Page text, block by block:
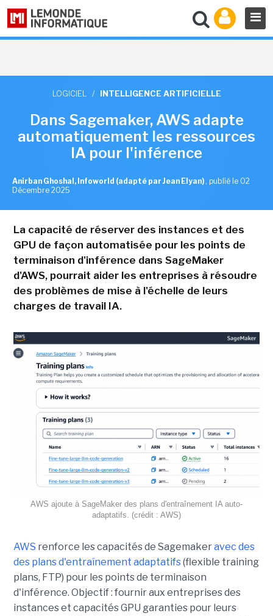
LOGICIEL / INTELLIGENCE ARTIFICIELLE
Dans Sagemaker, AWS adapte
automatiquement les ressources
IA pour l'inférence
Anirban Ghoshal, Infoworld (adapté par Jean Elyan) , publié le 02
Décembre 2025
La capacité de réserver des instances et des
GPU de façon automatisée pour les points de
terminaison d'inférence dans SageMaker
d'AWS, pourrait aider les entreprises à résoudre
des problèmes de mise à l'échelle de leurs
charges de travail IA.
AWS ajoute à SageMaker des plans d'entraînement IA auto-
adaptatifs. (crédit : AWS)
AWS renforce les capacités de Sagemakeravec des
des plans d'entraînement adaptatifs(flexible training
plans, FTP) pour les points de terminaison
d'inférence. Objectif : fournir aux entreprises des
instances et capacités GPU garanties pour leurs